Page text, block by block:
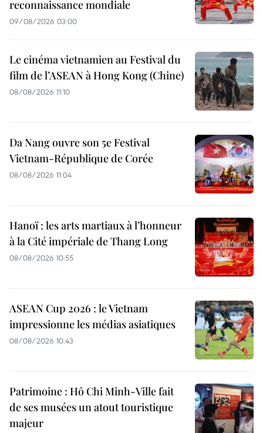
reconnaissance mondiale
09/08/2026 03:00
Le cinéma vietnamien au Festival du
film de l’ASEAN à Hong Kong (Chine)
08/08/2026 11:10
Da Nang ouvre son 5e Festival
Vietnam-République de Corée
08/08/2026 11:04
Hanoï : les arts martiaux à l’honneur
à la Cité impériale de Thang Long
08/08/2026 10:55
ASEAN Cup 2026 : le Vietnam
impressionne les médias asiatiques
08/08/2026 10:43
Patrimoine : Hô Chi Minh-Ville fait
de ses musées un atout touristique
majeur